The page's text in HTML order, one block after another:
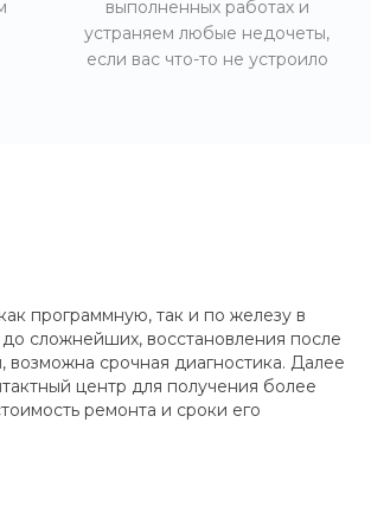
выполненных работах и
устраняем любые недочеты,
если вас что-то не устроило
программную, так и по железу в
сложнейших, восстановления после
срочная диагностика. Далее
центр для получения более
ремонта и сроки его